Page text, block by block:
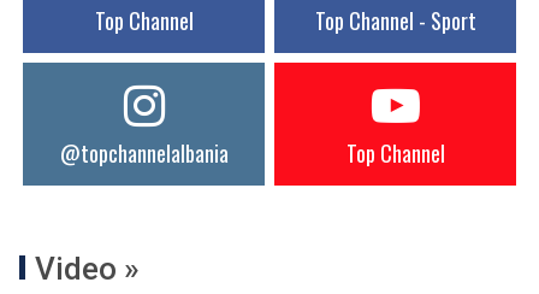
Top Channel Top Channel - Sport
@topchannelalbania Top Channel
Video »